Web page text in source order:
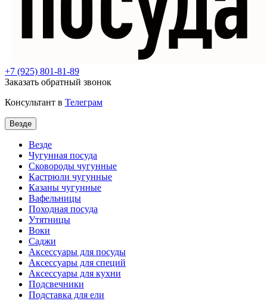
+7 (925) 801-81-89
Заказать обратный звонок
Консультант в Телеграм
Везде
Везде
Чугунная посуда
Сковороды чугунные
Кастрюли чугунные
Казаны чугунные
Вафельницы
Походная посуда
Утятницы
Bоки
Саджи
Аксессуары для посуды
Аксессуары для специй
Аксессуары для кухни
Подсвечники
Подставка для ели